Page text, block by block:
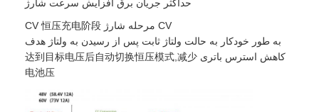
حداکثر جریان برق افزایش سرعت شارژ
CV مرحله شارژ CV 恒压充电阶段
به طور خودکار به حالت ولتاژ ثابت پس از رسیدن به ولتاژ هدف
کاهش استرس باتری 达到目标电压后自动切换恒压模式,减少
电池压